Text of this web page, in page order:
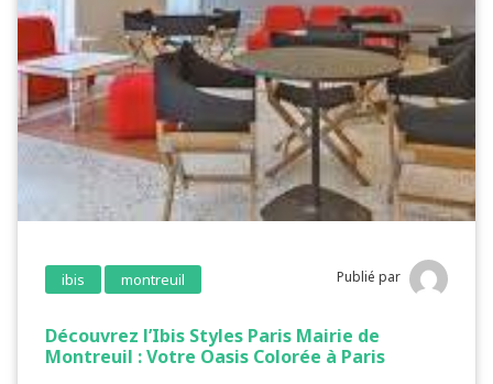
ibis montreuil Publié par
Découvrez l’Ibis Styles Paris Mairie de
Montreuil : Votre Oasis Colorée à Paris